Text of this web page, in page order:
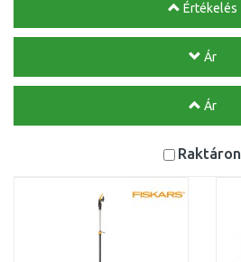
Értékelés
Ár
Ár
Raktáron